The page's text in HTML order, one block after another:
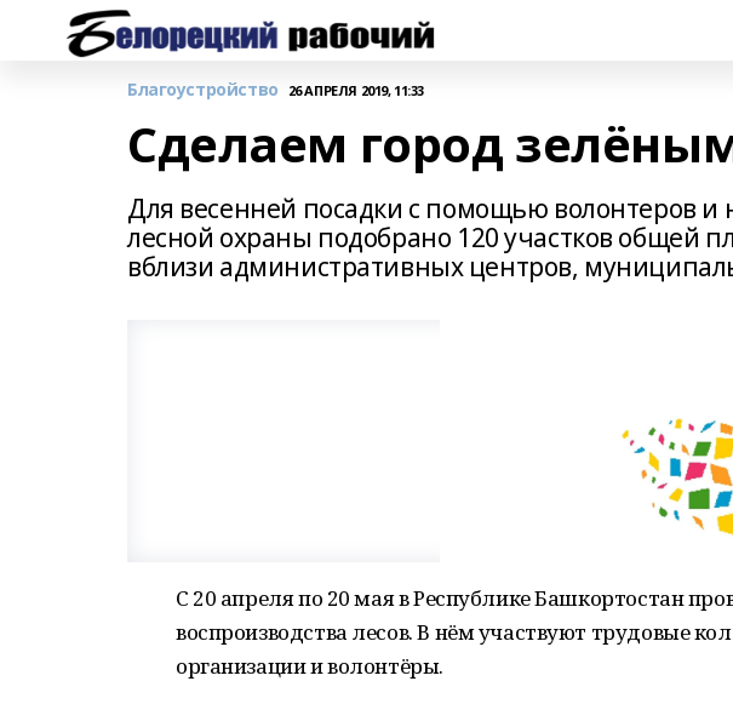
Благоустройство 26 АПРЕЛЯ 2019, 11:33
Сделаем город
Для весенней посадки с помощью волонтеров и
лесной охраны подобрано 120 участков общей
вблизи административных центров,
С 20 апреля по 20 мая в Республике Башкортостан
воспроизводства лесов. В нём участвуют трудовые
организации и волонтёры.